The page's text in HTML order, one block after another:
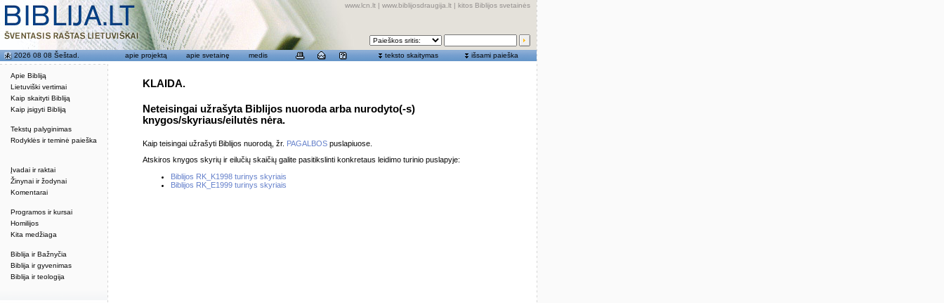
Apie Bibliją
Lietuviški vertimai
Kaip skaityti Bibliją
Kaip įsigyti Bibliją
Tekstų palyginimas
Rodyklės ir teminė paieška
Įvadai ir raktai
Žinynai ir žodynai
Komentarai
Programos ir kursai
Homilijos
Kita medžiaga
Biblija ir Bažnyčia
Biblija ir gyvenimas
Biblija ir teologija
www.lcn.lt | www.biblijosdraugija.lt | kitos Biblijos svetainės
2026 08 08 Šeštad. apie projektą apie svetainę medis teksto skaitymas išsami paieška
KLAIDA.
Neteisingai užrašyta Biblijos nuoroda arba nurodyto(-s)
knygos/skyriaus/eilutės nėra.
Kaip teisingai užrašyti Biblijos nuorodą, žr. PAGALBOS puslapiuose.
Atskiros knygos skyrių ir eilučių skaičių galite pasitikslinti konkretaus leidimo turinio puslapyje:
Biblijos RK_K1998 turinys skyriais
Biblijos RK_E1999 turinys skyriais